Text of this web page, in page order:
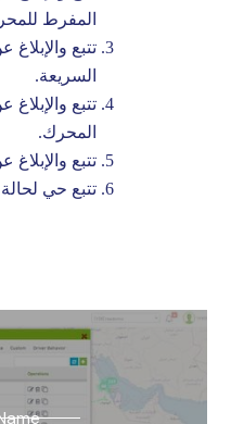
المفرط
تتبع والإبلاغ
السريعة.
تتبع
المحرك.
تتبع
تتبع حي